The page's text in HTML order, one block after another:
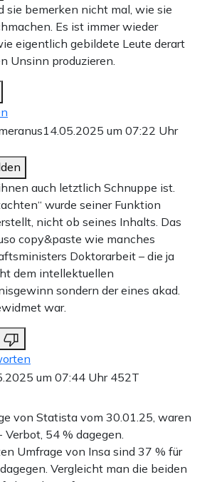
sie bemerken nicht mal, wie sie
Es ist immer wieder
eigentlich gebildete Leute derart
Unsinn produzieren.
14.05.2025 um 07:22 Uhr
auch letztlich Schnuppe ist.
wurde seiner Funktion
nicht ob seines Inhalts. Das
copy&paste wie manches
Doktorarbeit – die ja
dem intellektuellen
sondern der eines akad.
war.
um 07:44 Uhr 452T
von Statista vom 30.01.25, waren
54 % dagegen.
Umfrage von Insa sind 37 % für
Vergleicht man die beiden